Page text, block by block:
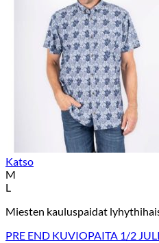
Katso
M
L
Miesten kauluspaidat
PRE END KUVIOPAITA 1/2